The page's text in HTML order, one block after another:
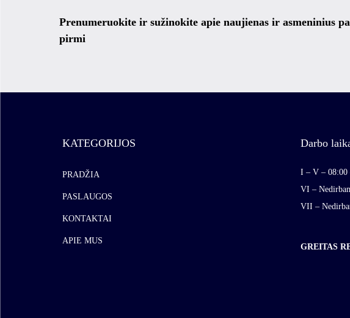
Prenumeruokite ir sužinokite apie naujienas ir asmeninius
pirmi
KATEGORIJOS
PRADŽIA
PASLAUGOS
KONTAKTAI
APIE MUS
Darbo
I – V – 08:00
VI –
VII –
GREITAS